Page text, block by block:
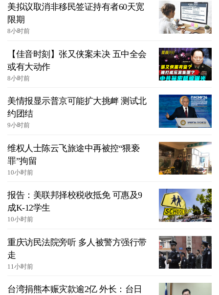
美拟议取消非移民签证持有者60天宽
限期
8小时前
【佳音时刻】张又侠案未决 五中全会
或有大动作
8小时前
美情报显示普京可能扩大挑衅 测试北
约团结
9小时前
维权人士陈云飞旅途中再被控“猥亵
罪”拘留
10小时前
报告：美联邦择校税收抵免 可惠及9
成K-12学生
10小时前
重庆访民法院旁听 多人被警方强行带
走
11小时前
台湾捐熊本赈灾款逾2亿 外长：台日